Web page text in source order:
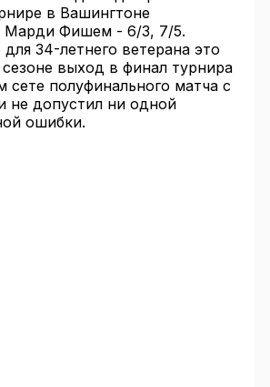
в Вашингтоне
Марди Фишем - 6/3, 7/5.
34-летнего ветерана это
выход в финал турнира
сете полуфинального матча с
допустил ни одной
ошибки.